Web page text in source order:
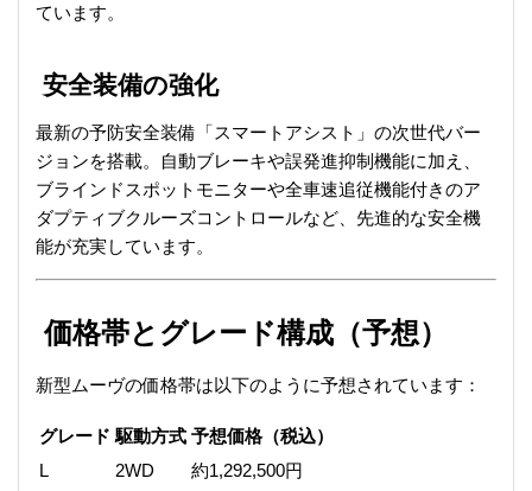
ています。
安全装備の強化
最新の予防安全装備「スマートアシスト」の次世代バー
ジョンを搭載。
自動ブレーキや誤発進抑制機能に加え、
ブラインドスポットモニターや全車速追従機能付きのア
ダプティブクルーズコントロールなど、先進的な安全機
能が充実しています。
価格帯とグレード構成（予想）
新型ムーヴの価格帯は以下のように予想されています：
グレード 駆動方式 予想価格（税込）
L
2WD
約1,292,500円